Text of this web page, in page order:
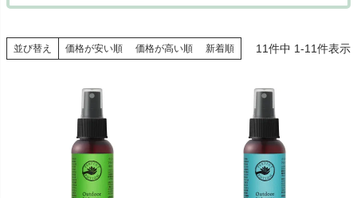
並び替え 価格が安い順 価格が高い順 新着順 11件中 1-11件表示